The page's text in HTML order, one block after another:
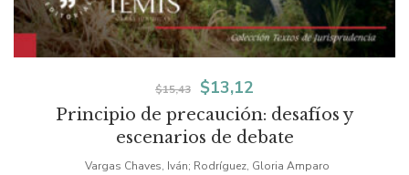
Principio de precaución: desafíos y
escenarios de debate
$15,43
El
precio
$13,12
precio
Vargas Chaves, Iván; Rodríguez, Gloria Amparo